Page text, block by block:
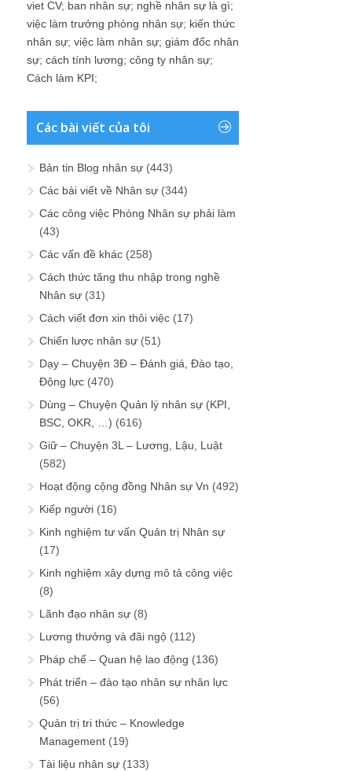
viet CV; ban nhân sự; nghề nhân sự là gì;
việc làm trưởng phòng nhân sự; kiến thức
nhân sự; việc làm nhân sự; giám đốc nhân
sự; cách tính lương; công ty nhân sự;
Cách làm KPI;
Các bài viết của tôi
Bản tin Blog nhân sự (443)
Các bài viết về Nhân sự (344)
Các công việc Phòng Nhân sự phải làm
(43)
Các vấn đề khác (258)
Cách thức tăng thu nhập trong nghề
Nhân sự (31)
Cách viết đơn xin thôi việc (17)
Chiến lược nhân sự (51)
Dạy – Chuyện 3Đ – Đánh giá, Đào tạo,
Động lực (470)
Dùng – Chuyện Quản lý nhân sự (KPI,
BSC, OKR, …) (616)
Giữ – Chuyện 3L – Lương, Lậu, Luật
(582)
Hoạt động cộng đồng Nhân sự Vn (492)
Kiếp người (16)
Kinh nghiệm tư vấn Quản trị Nhân sự
(17)
Kinh nghiệm xây dựng mô tả công việc
(8)
Lãnh đạo nhân sự (8)
Lương thưởng và đãi ngộ (112)
Pháp chế – Quan hệ lao động (136)
Phát triển – đào tạo nhân sự nhân lực
(56)
Quản trị tri thức – Knowledge
Management (19)
Tài liệu nhân sự (133)